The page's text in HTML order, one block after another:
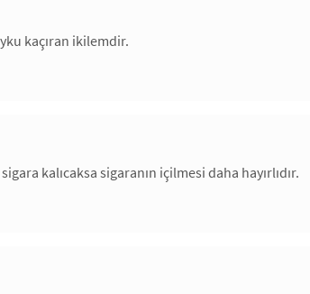
kaçıran ikilemdir.
kalıcaksa sigaranın içilmesi daha hayırlıdır.